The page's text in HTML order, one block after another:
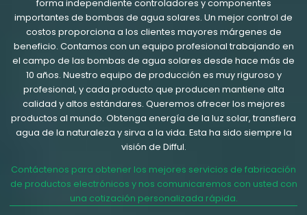
forma independiente controladores y componentes
importantes de bombas de agua solares. Un mejor control de
costos proporciona a los clientes mayores márgenes de
beneficio. Contamos con un equipo profesional trabajando en
el campo de las bombas de agua solares desde hace más de
10 años. Nuestro equipo de producción es muy riguroso y
profesional, y cada producto que producen mantiene alta
calidad y altos estándares. Queremos ofrecer los mejores
productos al mundo. Obtenga energía de la luz solar, transfiera
agua de la naturaleza y sirva a la vida. Esta ha sido siempre la
visión de Difful.
Contáctenos para obtener los mejores servicios de fabricación
de productos electrónicos y nos comunicaremos con usted con
una cotización personalizada rápida.